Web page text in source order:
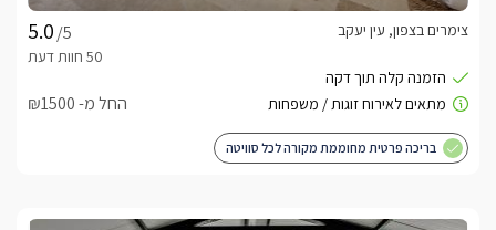
/5
צימרים בצפון, עין יעקב
החל מ- ₪1500
בריכה פרטית מחוממת מקורה לכל סוויטה